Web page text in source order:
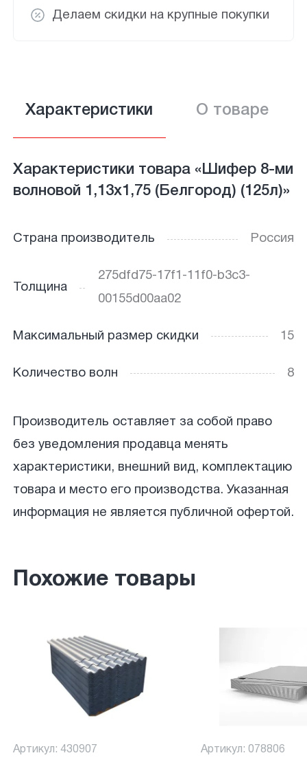
Делаем скидки на крупные покупки
Характеристики О товаре
Характеристики товара «Шифер 8-ми
волновой 1,13х1,75 (Белгород) (125л)»
Страна производитель Россия
Толщина
275dfd75-17f1-11f0-b3c3-
00155d00aa02
Максимальный размер скидки 15
Количество волн 8
Производитель оставляет за собой право
без уведомления продавца менять
характеристики, внешний вид, комплектацию
товара и место его производства. Указанная
информация не является публичной офертой.
Похожие товары
Артикул: 430907 Артикул: 078806